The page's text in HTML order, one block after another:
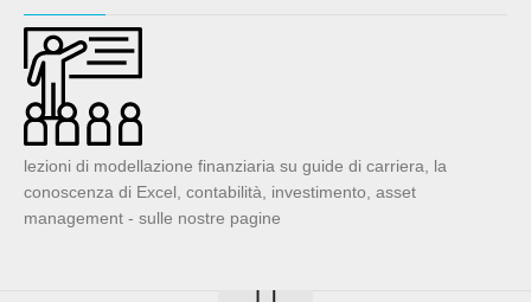
lezioni di modellazione finanziaria su guide di carriera, la
conoscenza di Excel, contabilità, investimento, asset
management - sulle nostre pagine